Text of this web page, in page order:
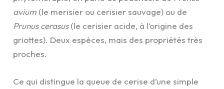
avium (le merisier ou cerisier sauvage) ou de
Prunus cerasus(le cerisier acide, à l’origine des
griottes). Deux espèces, mais des propriétés très
proches.
Ce qui distingue la queue de cerise d’une simple